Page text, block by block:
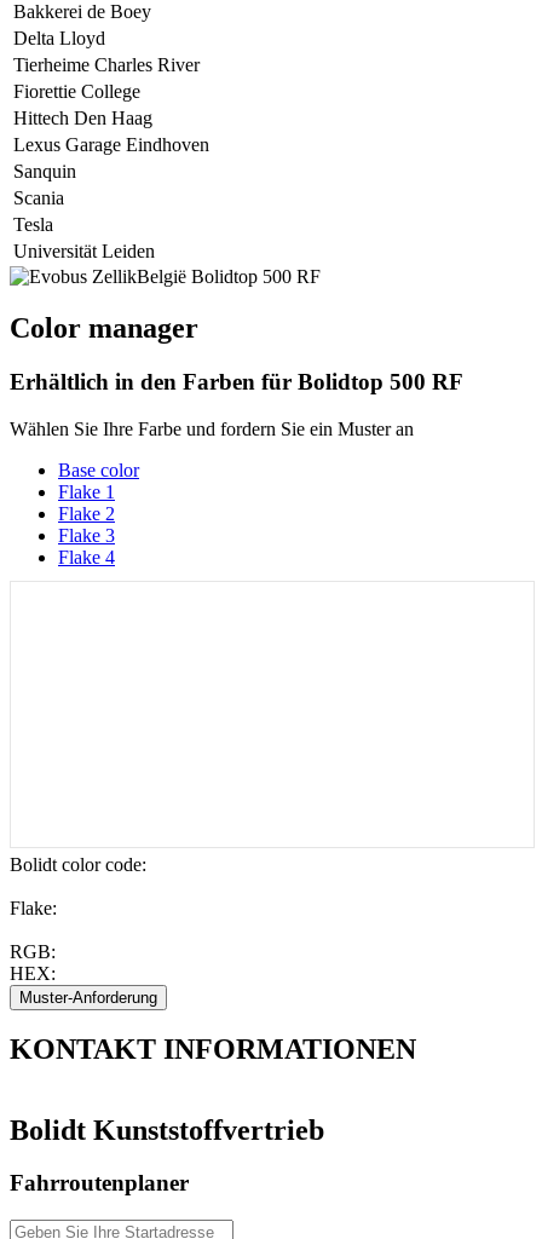
Bakkerei de Boey
Delta Lloyd
Tierheime Charles River
Fiorettie College
Hittech Den Haag
Lexus Garage Eindhoven
Sanquin
Scania
Tesla
Universität Leiden
Color manager
Erhältlich in den Farben für Bolidtop 500 RF
Wählen Sie Ihre Farbe und fordern Sie ein Muster an
Base color
Flake 1
Flake 2
Flake 3
Flake 4
Bolidt color code:
Flake:
RGB:
HEX:
KONTAKT INFORMATIONEN
Bolidt Kunststoffvertrieb
Fahrroutenplaner